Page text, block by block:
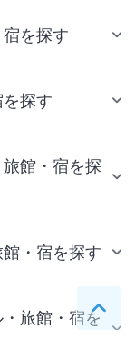
ペー
を探す
探す
館・宿を探
・宿を探す
旅館・宿を